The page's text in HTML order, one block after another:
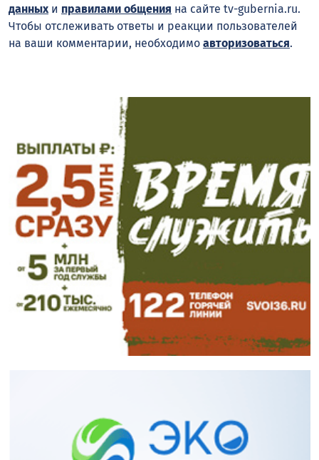
данныхи правилами общения на сайте tv-gubernia.ru.
Чтобы отслеживать ответы и реакции пользователей
на ваши комментарии, необходимо авторизоваться.